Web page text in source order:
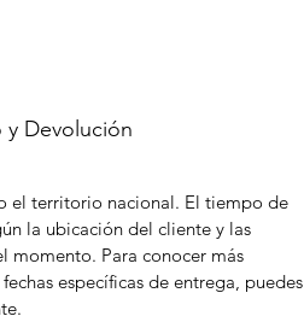
y Devolución
el territorio nacional. El tiempo de
la ubicación del cliente y las
momento. Para conocer más
específicas de entrega, puedes